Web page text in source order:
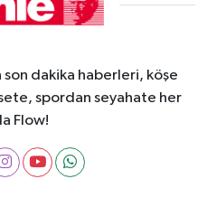
dakika haberleri, köşe
spordan seyahate her
Flow!